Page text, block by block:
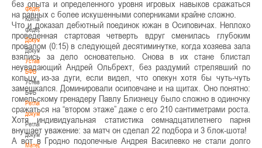
федерации
Контакты
федерации
Документы
Документы
Устав
БФБ
Устав
БФБ
Регламентирующие
документы
Регламентирующие
документы
Материалы
без опыта и определенного уровня игровых навыков сражаться
на равных с более искушенными соперниками крайне сложно.
Что и доказал дебютный поединок южан в Осиповичах. Неплохо
проведенная стартовая четверть вдруг сменилась глубоким
провалом (0:15) в следующей десятиминутке, когда хозяева зала
взялись за дело основательно. Снова в их стане блистал
неувядающий Андрей Ольбрехт, без раздумий стрелявший по
кольцу из-за дуги, если видел, что опекун хотя бы чуть-чуть
замешкался. Доминировали осиповчане и на щитах. Оно понятно:
гомельскому гренадеру Павлу Близнецу было сложно в одиночку
сражаться на “втором этаже” даже с его 210 сантиметрами роста.
Хотя индивидуальная статистика семнадцатилетнего парня
внушает уважение: за матч он сделал 22 подбора и 3 блок-шота!
А вот в Гродно подопечные Андрея Василевко не стали долго